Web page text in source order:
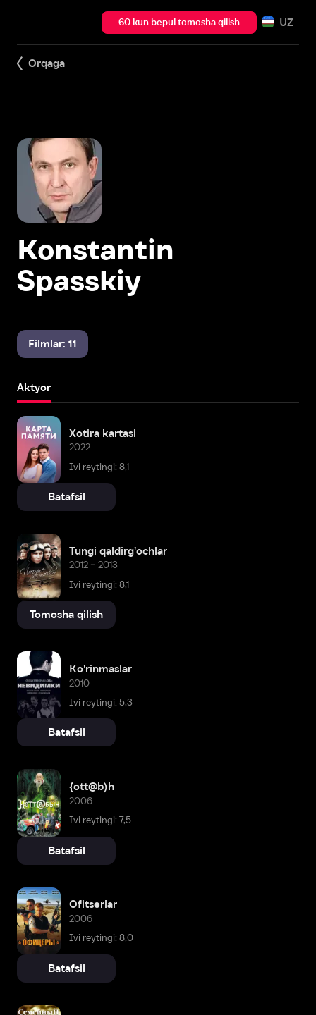
60 kun bepul tomosha qilish UZ
Orqaga
Konstantin
Spasskiy
Filmlar: 11
Aktyor
Xotira kartasi
2022
Ivi reytingi: 8,1
Batafsil
Tungi qaldirg'ochlar
2012 – 2013
Ivi reytingi: 8,1
Tomosha qilish
Ko'rinmaslar
2010
Ivi reytingi: 5,3
Batafsil
{ott@b)h
2006
Ivi reytingi: 7,5
Batafsil
Ofitserlar
2006
Ivi reytingi: 8,0
Batafsil